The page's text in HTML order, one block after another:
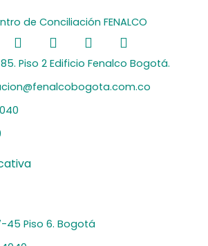
de Conciliación FENALCO
L
i
n
e
d
i
I
n
s
t
a
Y
o
u
u
S
p
o
i
Piso 2 Edificio Fenalco Bogotá.
45 Piso 6. Bogotá